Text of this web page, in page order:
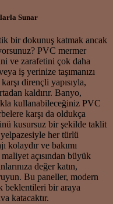
Sunar
bir dokunuş katmak ancak
PVC mermer
ve zarafetini çok daha
iş yerinize taşımanızı
dirençli yapısıyla,
kaldırır. Banyo,
kullanabileceğiniz PVC
karşı da oldukça
kusursuz bir şekilde taklit
her türlü
kolaydır ve bakımı
açısından büyük
değer katın,
Bu paneller, modern
beklentileri bir araya
katacaktır.